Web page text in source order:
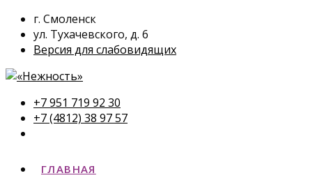
г. Смоленск
ул. Тухачевского, д. 6
Версия для слабовидящих
+7 951 719 92 30
+7 (4812) 38 97 57
ГЛАВНАЯ